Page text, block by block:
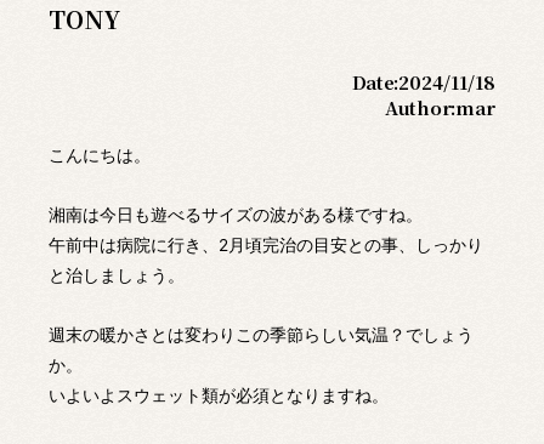
TONY
Date:2024/11/18
Author:mar
こんにちは。
湘南は今日も遊べるサイズの波がある様ですね。
午前中は病院に行き、2月頃完治の目安との事、しっかり
と治しましょう。
週末の暖かさとは変わりこの季節らしい気温？でしょう
か。
いよいよスウェット類が必須となりますね。